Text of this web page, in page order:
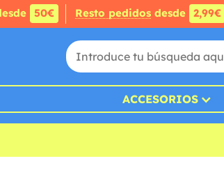
50€ Resto pedidosdesde 2,99€
ACCESORIOS